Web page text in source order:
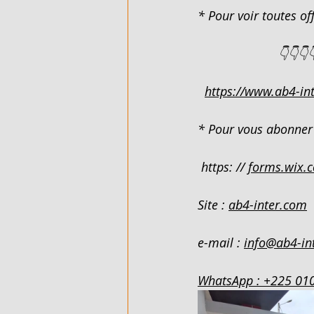
ARTICLES DE QUINCAILLERIE -
VILLA BASSE 4 PIECES SUR
* Pour voir toutes
https://www.ab4-
* Pour vous
https: //
Site : ab4-inter.com
e-mail : info@ab4-
WhatsApp : +225